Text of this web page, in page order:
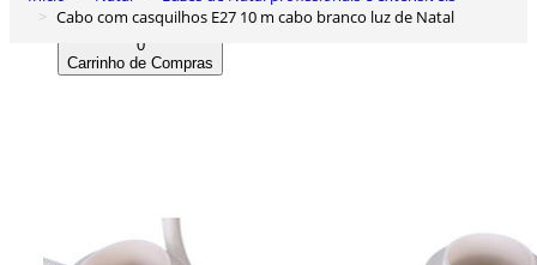
0
Carrinho de Compras
Cabo com casquilhos E27 10 m cabo branco luz de Natal